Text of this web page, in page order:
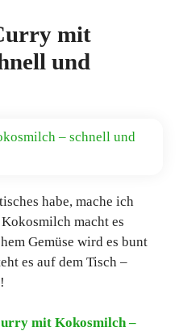
mit
und
habe, mache ich
macht es
Gemüse wird es bunt
es auf dem Tisch –
mit Kokosmilch –